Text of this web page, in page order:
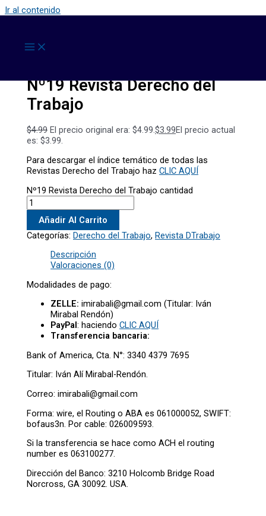
Ir al contenido
Nº19 Revista Derecho del
Trabajo
$4.99 El precio original era: $4.99.$3.99El precio actual
es: $3.99.
Para descargar el índice temático de todas las
Revistas Derecho del Trabajo hazCLIC AQUÍ
Nº19 Revista Derecho del Trabajo cantidad
Añadir Al Carrito
Categorías:Derecho del Trabajo,Revista DTrabajo
Descripción
Valoraciones (0)
Modalidades de pago:
ZELLE: imirabali@gmail.com (Titular: Iván
Mirabal Rendón)
PayPal: haciendoCLIC AQUÍ
Transferencia bancaria:
Bank of America, Cta. N°: 3340 4379 7695
Titular: Iván Alí Mirabal-Rendón.
Correo: imirabali@gmail.com
Forma: wire, el Routing o ABA es 061000052, SWIFT:
bofaus3n. Por cable: 026009593.
Si la transferencia se hace como ACH el routing
number es 063100277.
Dirección del Banco: 3210 Holcomb Bridge Road
Norcross, GA 30092. USA.